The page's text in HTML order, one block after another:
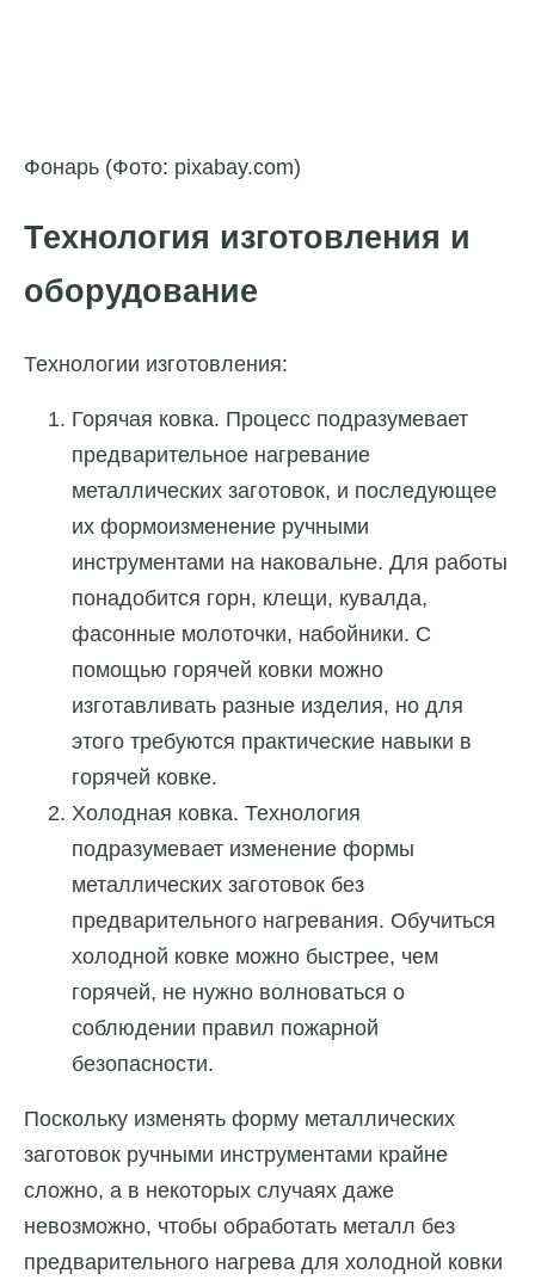
Фонарь (Фото: pixabay.com)
Технология изготовления и
оборудование
Технологии изготовления:
Горячая ковка. Процесс подразумевает
предварительное нагревание
металлических заготовок, и последующее
их формоизменение ручными
инструментами на наковальне. Для работы
понадобится горн, клещи, кувалда,
фасонные молоточки, набойники. С
помощью горячей ковки можно
изготавливать разные изделия, но для
этого требуются практические навыки в
горячей ковке.
Холодная ковка. Технология
подразумевает изменение формы
металлических заготовок без
предварительного нагревания. Обучиться
холодной ковке можно быстрее, чем
горячей, не нужно волноваться о
соблюдении правил пожарной
безопасности.
Поскольку изменять форму металлических
заготовок ручными инструментами крайне
сложно, а в некоторых случаях даже
невозможно, чтобы обработать металл без
предварительного нагрева для холодной ковки